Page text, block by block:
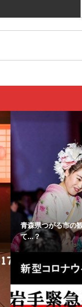
青森県つがる市の
て…？